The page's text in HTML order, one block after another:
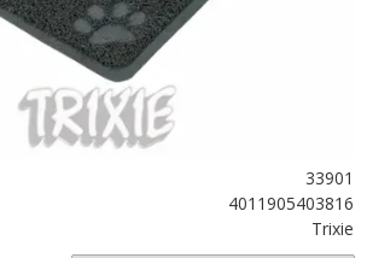
33901
4011905403816
Trixie